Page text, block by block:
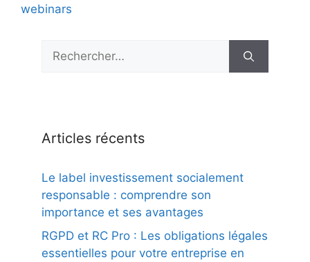
webinars
Rechercher :
Articles récents
Le label investissement socialement
responsable : comprendre son
importance et ses avantages
RGPD et RC Pro : Les obligations légales
essentielles pour votre entreprise en